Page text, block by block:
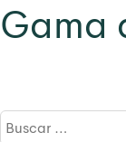
Gama